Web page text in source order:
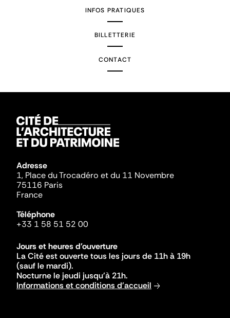
INFOS PRATIQUES
BILLETTERIE
CONTACT
Adresse
1, Place du Trocadéro et du 11 Novembre
75116 Paris
France
Téléphone
+33 1 58 51 52 00
Jours et heures d'ouverture
La Cité est ouverte tous les jours de 11h à 19h
(sauf le mardi).
Nocturne le jeudi jusqu'à 21h.
Informations et conditions d'accueil